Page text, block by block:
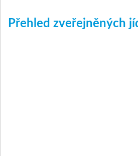
Přehled zveřejněných